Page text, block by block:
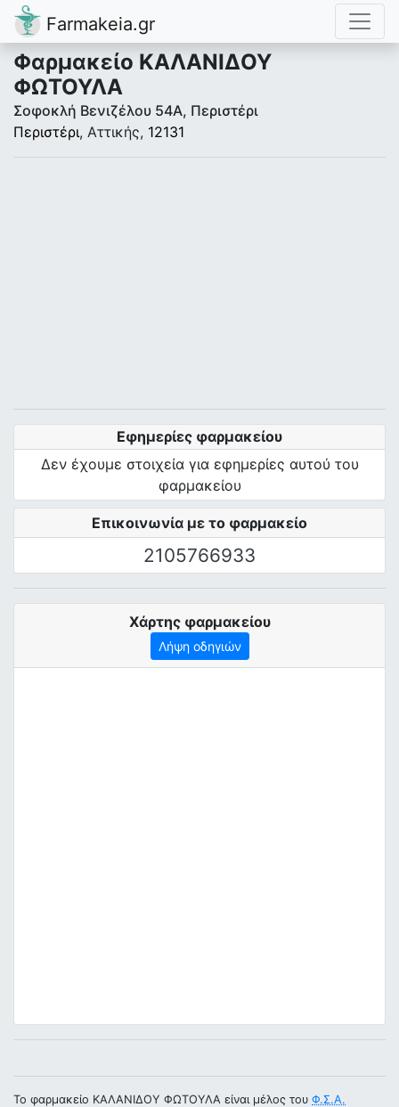
Farmakeia.gr
Φαρμακείο ΚΑΛΑΝΙΔΟΥ
ΦΩΤΟΥΛΑ
Σοφοκλή Βενιζέλου 54Α, Περιστέρι
Περιστέρι, Αττικής, 12131
Επικοινωνία με το φαρμακείο
2105766933
Εφημερίες φαρμακείου
Δεν έχουμε στοιχεία για εφημερίες αυτού του
φαρμακείου
Χάρτης φαρμακείου
Λήψη οδηγιών
Το φαρμακείο ΚΑΛΑΝΙΔΟΥ ΦΩΤΟΥΛΑ είναι μέλος του Φ.Σ.Α.